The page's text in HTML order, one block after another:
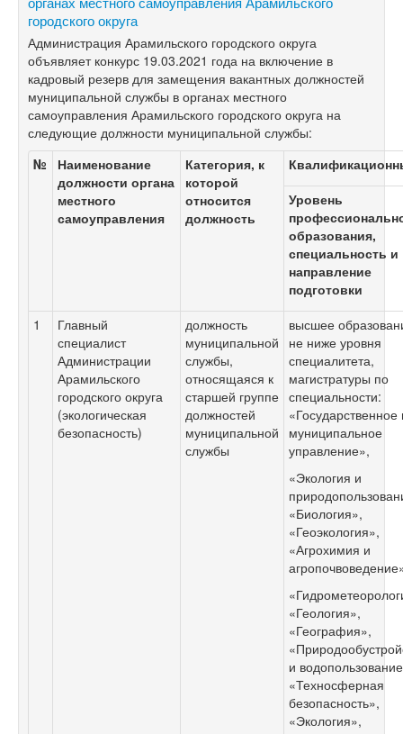
городского округа
Администрация Арамильского городского округа
объявляет конкурс 19.03.2021 года на включение в
кадровый резерв для замещения вакантных должностей
муниципальной службы в органах местного
самоуправления Арамильского городского округа на
следующие должности муниципальной службы:
№
Наименование
должности органа
местного
самоуправления
Категория, к
которой
относится
должность
Уровень
образования,
специальность и
направление
подготовки
1
Главный
специалист
Администрации
Арамильского
городского округа
(экологическая
безопасность)
должность
муниципальной
службы,
относящаяся к
старшей группе
должностей
муниципальной
службы
высшее
не ниже уровня
специалитета,
магистратуры по
специальности:
«Государственное
муниципальное
управление»,
«Экология и
«Биология»,
«Геоэкология»,
«Агрохимия и
«Геология»,
«География»,
и
«Техносферная
безопасность»,
«Экология»,